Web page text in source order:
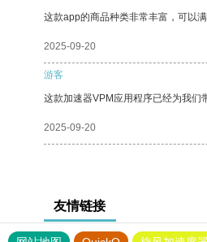
这款app的商品种类非常丰富，可以满
2025-09-20
游客
这款加速器VPM应用程序已经为我们
2025-09-20
友情链接